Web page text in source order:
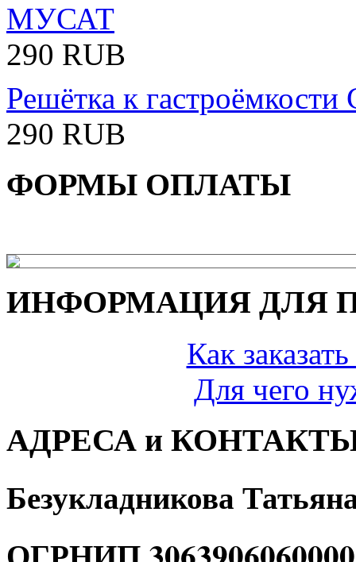
МУСАТ
290 RUB
Решётка к гастроёмкости
290 RUB
ФОРМЫ ОПЛАТЫ
ИНФОРМАЦИЯ ДЛЯ
Как
Для чего
АДРЕСА и
Безукладникова